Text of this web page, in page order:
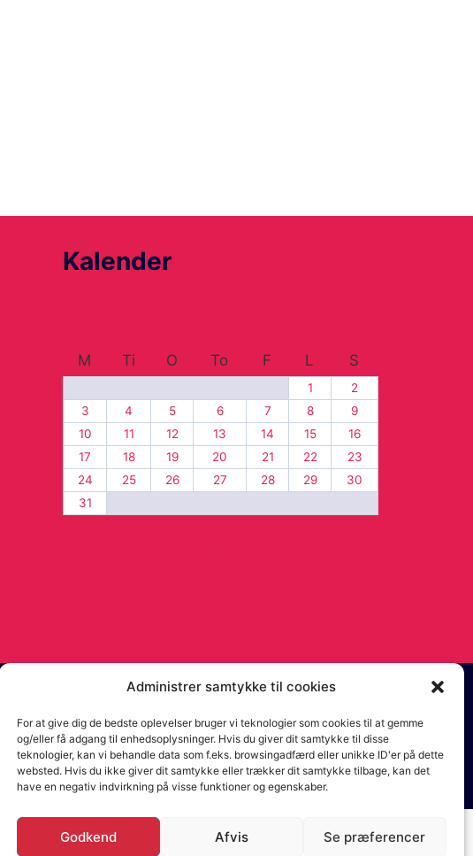
Administrer samtykke til cookies
For at give dig de bedste oplevelser bruger vi teknologier som cookies til at gemme
og/eller få adgang til enhedsoplysninger. Hvis du giver dit samtykke til disse
teknologier, kan vi behandle data som f.eks. browsingadfærd eller unikke ID'er på dette
websted. Hvis du ikke giver dit samtykke eller trækker dit samtykke tilbage, kan det
have en negativ indvirkning på visse funktioner og egenskaber.
Godkend Afvis Se præferencer
Kalender
M
Ti O To F L S
1
2
3
4 5 6 7 8
9
10
11 12 13 14 15
16
17
18 19 20 21 22
23
24
25 26 27 28 29
30
31
Orimo
Online Tilbud